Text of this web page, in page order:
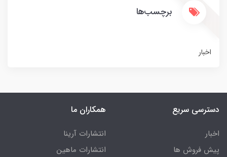
برچسب‌ها
اخبار
دسترسی سریع
اخبار
پیش فروش ها
همکاران ما
انتشارات آرینا
انتشارات ماهین